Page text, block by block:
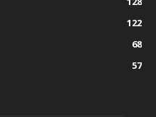
122
68
57